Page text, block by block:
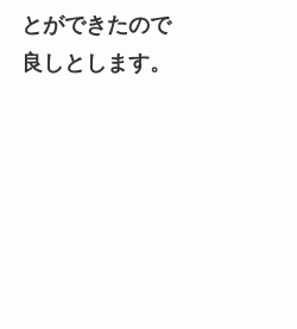
とができたので
良しとします。